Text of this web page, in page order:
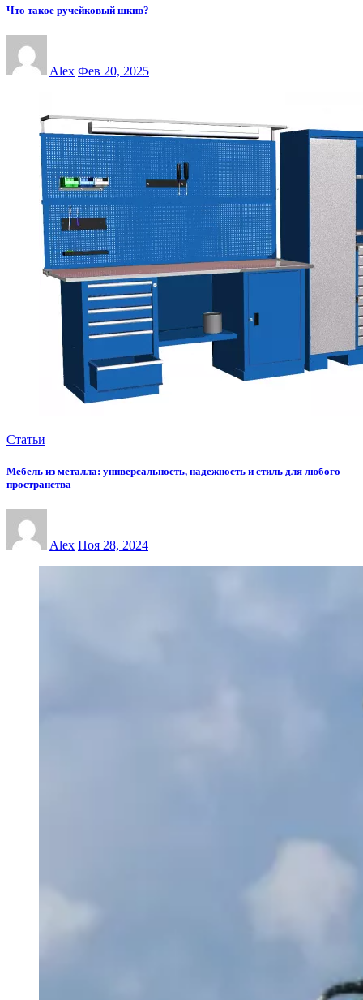
Что такое ручейковый шкив?
Alex Фев 20, 2025
Статьи
Мебель из металла: универсальность, надежность и стиль для любого
пространства
Alex Ноя 28, 2024